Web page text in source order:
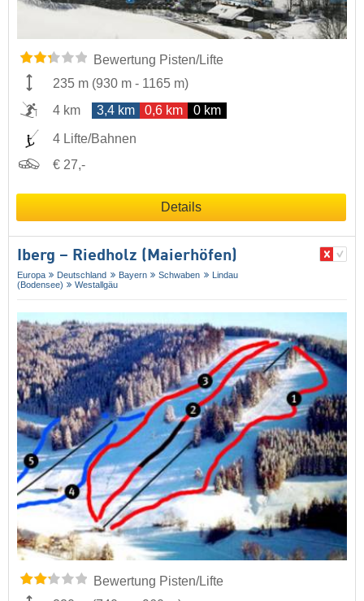
Bewertung Pisten/Lifte
235 m (930 m - 1165 m)
4 km
3,4 km 0,6 km 0 km
4 Lifte/Bahnen
€ 27,-
Details
Iberg – Riedholz (Maierhöfen)
Europa Deutschland Bayern Schwaben
Lindau
(Bodensee)
Westallgäu
Bewertung Pisten/Lifte